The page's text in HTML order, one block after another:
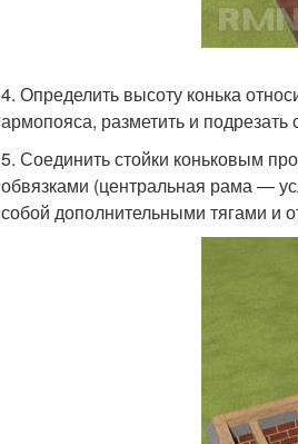
4. Определить высоту конька
армопояса, разметить и подрезать
5. Соединить стойки коньковым
обвязками (центральная рама —
собой дополнительными тягами и